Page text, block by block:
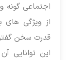
اجتماعی گونه
از ویژگی های
قدرت سخن
این توانایی